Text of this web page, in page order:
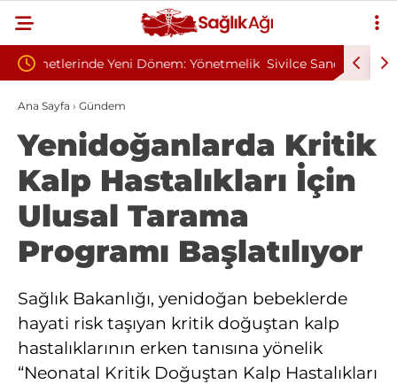
Sivilce Sandı, Cilt Kanseri Çıktı: Ameliyattan 60
Dikişle Uyandı
Baş
Ana Sayfa › Gündem
Yenidoğanlarda Kritik
Kalp Hastalıkları İçin
Ulusal Tarama
Programı Başlatılıyor
Sağlık Bakanlığı, yenidoğan bebeklerde
hayati risk taşıyan kritik doğuştan kalp
hastalıklarının erken tanısına yönelik
“Neonatal Kritik Doğuştan Kalp Hastalıkları